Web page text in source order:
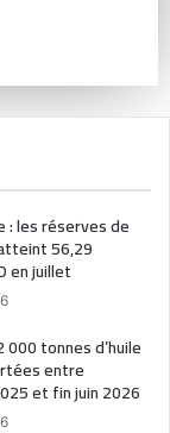
: les réserves de
56,29
en juillet
000 tonnes d’huile
entre
et fin juin 2026